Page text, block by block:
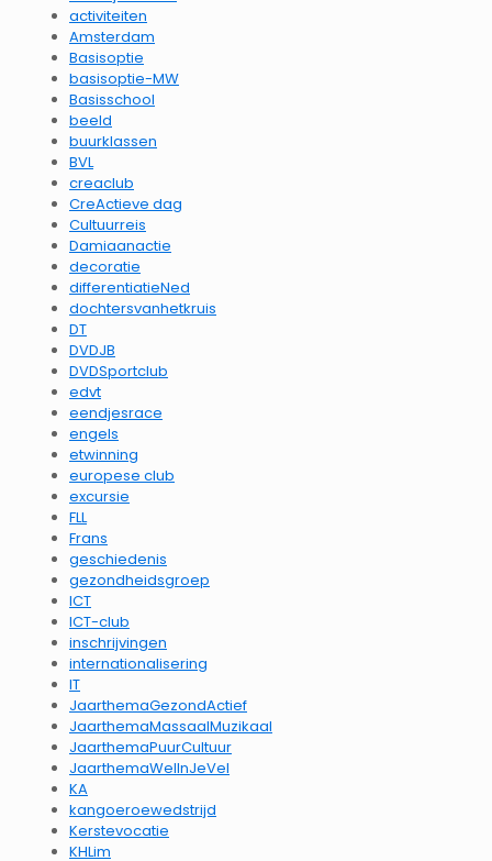
activiteiten
Amsterdam
Basisoptie
basisoptie-MW
Basisschool
beeld
buurklassen
BVL
creaclub
CreActieve dag
Cultuurreis
Damiaanactie
decoratie
differentiatieNed
dochtersvanhetkruis
DT
DVDJB
DVDSportclub
edvt
eendjesrace
engels
etwinning
europese club
excursie
FLL
Frans
geschiedenis
gezondheidsgroep
ICT
ICT-club
inschrijvingen
internationalisering
IT
JaarthemaGezondActief
JaarthemaMassaalMuzikaal
JaarthemaPuurCultuur
JaarthemaWelInJeVel
KA
kangoeroewedstrijd
Kerstevocatie
KHLim